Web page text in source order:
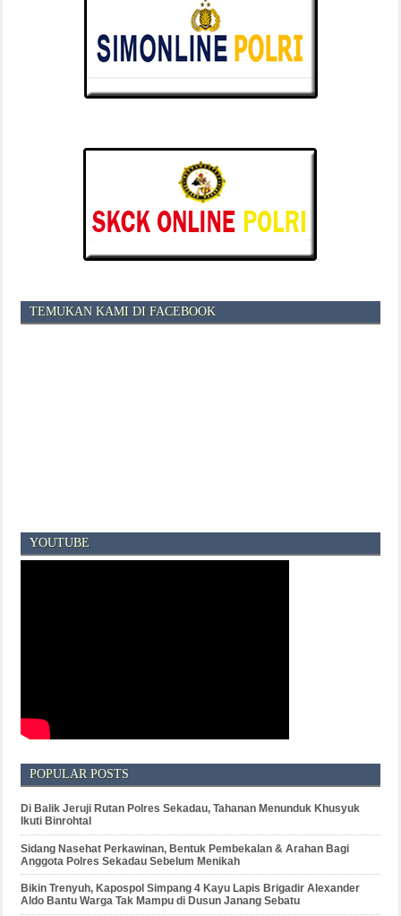
TEMUKAN KAMI DI FACEBOOK
YOUTUBE
POPULAR POSTS
Di Balik Jeruji Rutan Polres Sekadau, Tahanan Menunduk Khusyuk
Ikuti Binrohtal
Sidang Nasehat Perkawinan, Bentuk Pembekalan & Arahan Bagi
Anggota Polres Sekadau Sebelum Menikah
Bikin Trenyuh, Kapospol Simpang 4 Kayu Lapis Brigadir Alexander
Aldo Bantu Warga Tak Mampu di Dusun Janang Sebatu